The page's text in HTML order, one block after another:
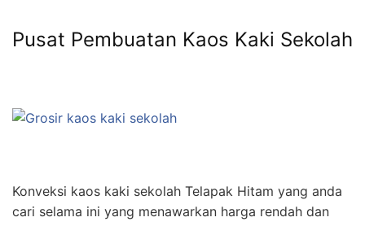
Pusat Pembuatan Kaos Kaki Sekolah
Konveksi kaos kaki sekolah Telapak Hitam yang anda
cari selama ini yang menawarkan harga rendah dan